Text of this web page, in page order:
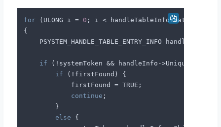
for (ULONG i = 0 ; i < handleTableInformation-
{
PSYSTEM_HANDLE_TABLE_ENTRY_INFO handleInfo =
if (!systemToken && handleInfo-
if (!firstFound) {
            firstFound = TRUE;
continue ;
        }
else {